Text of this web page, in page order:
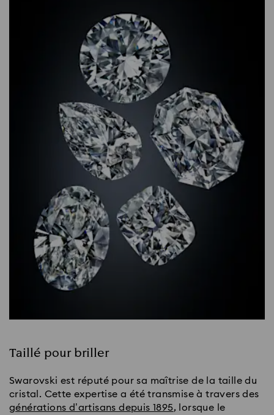
Taillé pour briller
Swarovski est réputé pour sa maîtrise de la taille du
cristal. Cette expertise a été transmise à travers des
générations d’artisans depuis 1895, lorsque le